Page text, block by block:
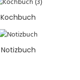
Kochbuch
Notizbuch